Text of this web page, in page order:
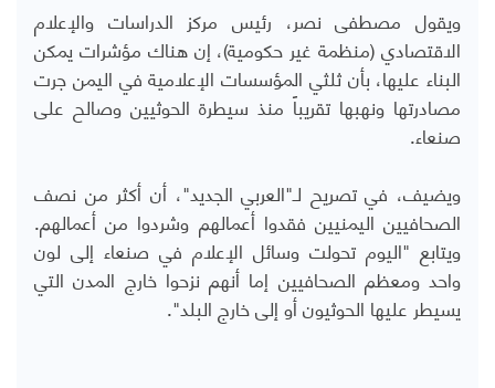
ويقول مصطفى نصر، رئيس مركز الدراسات والإعلام
الاقتصادي (منظمة غير حكومية)، إن هناك مؤشرات يمكن
البناء عليها، بأن ثلثي المؤسسات الإعلامية في اليمن جرت
مصادرتها ونهبها تقريباً منذ سيطرة الحوثيين وصالح على
صنعاء.
ويضيف، في تصريح لـ"العربي الجديد"، أن أكثر من نصف
الصحافيين اليمنيين فقدوا أعمالهم وشردوا من أعمالهم.
ويتابع "اليوم تحولت وسائل الإعلام في صنعاء إلى لون
واحد ومعظم الصحافيين إما أنهم نزحوا خارج المدن التي
يسيطر عليها الحوثيون أو إلى خارج البلد".